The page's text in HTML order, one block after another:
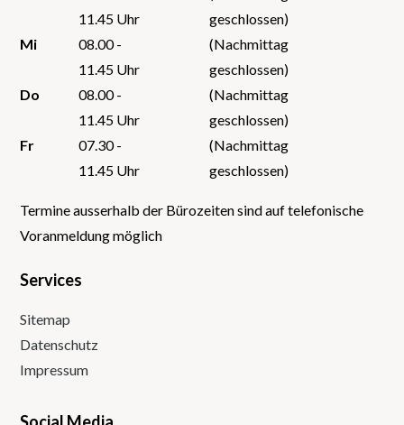
11.45 Uhr
geschlossen)
Mi
08.00 -
11.45 Uhr
(Nachmittag
geschlossen)
Do
08.00 -
11.45 Uhr
(Nachmittag
geschlossen)
Fr
07.30 -
11.45 Uhr
(Nachmittag
geschlossen)
Termine ausserhalb der Bürozeiten sind auf telefonische
Voranmeldung möglich
Services
Sitemap
Datenschutz
Impressum
Social Media